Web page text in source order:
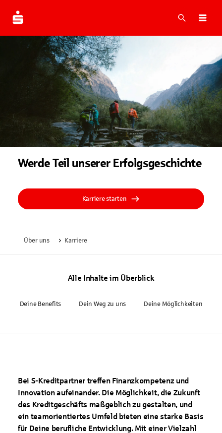
Suche
Werde Teil unserer Erfolgsgeschichte
Karriere starten
Über uns Karriere
Alle Inhalte im Überblick
Deine Benefits Dein Weg zu uns Deine Möglichkeiten
Bei S-Kreditpartner treffen Finanzkompetenz und
Innovation aufeinander. Die Möglichkeit, die Zukunft
des Kreditgeschäfts maßgeblich zu gestalten, und
ein teamorientiertes Umfeld bieten eine starke Basis
für Deine berufliche Entwicklung. Mit einer Vielzahl